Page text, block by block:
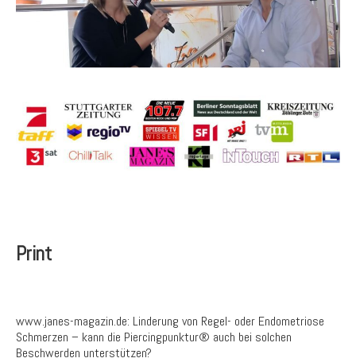
Print
www.janes-magazin.de: Linderung von Regel- oder Endometriose
Schmerzen – kann die Piercingpunktur® auch bei solchen
Beschwerden unterstützen?